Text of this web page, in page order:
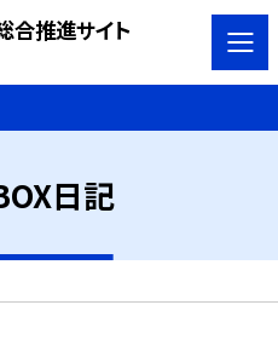
合推進サイト
日記